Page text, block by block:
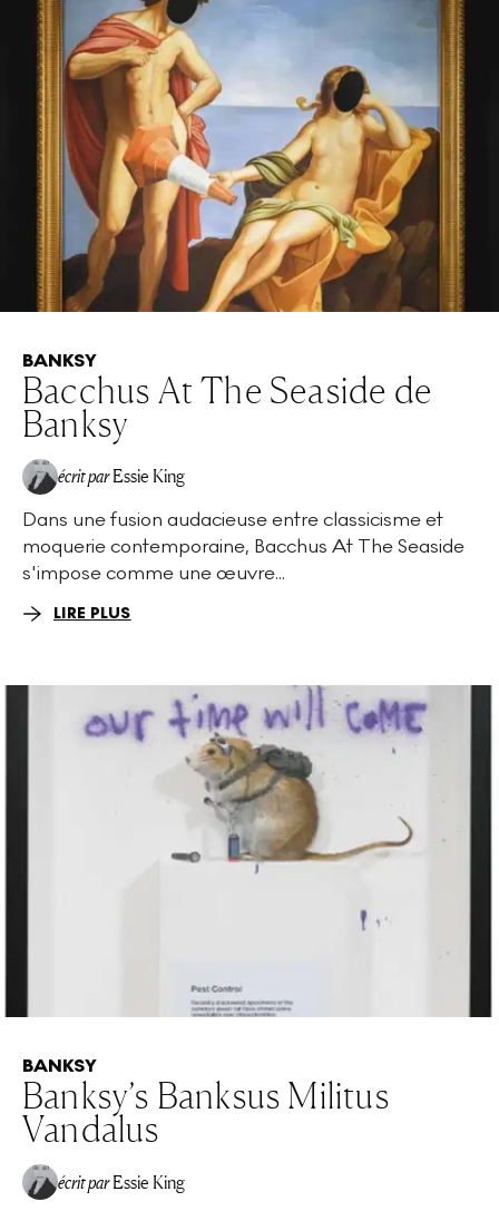
BANKSY
Bacchus At The Seaside de
Banksy
écrit par Essie King
Dans une fusion audacieuse entre classicisme et
moquerie contemporaine, Bacchus At The Seaside
s'impose comme une œuvre...
LIRE PLUS
BANKSY
Banksy’s Banksus Militus
Vandalus
écrit par Essie King